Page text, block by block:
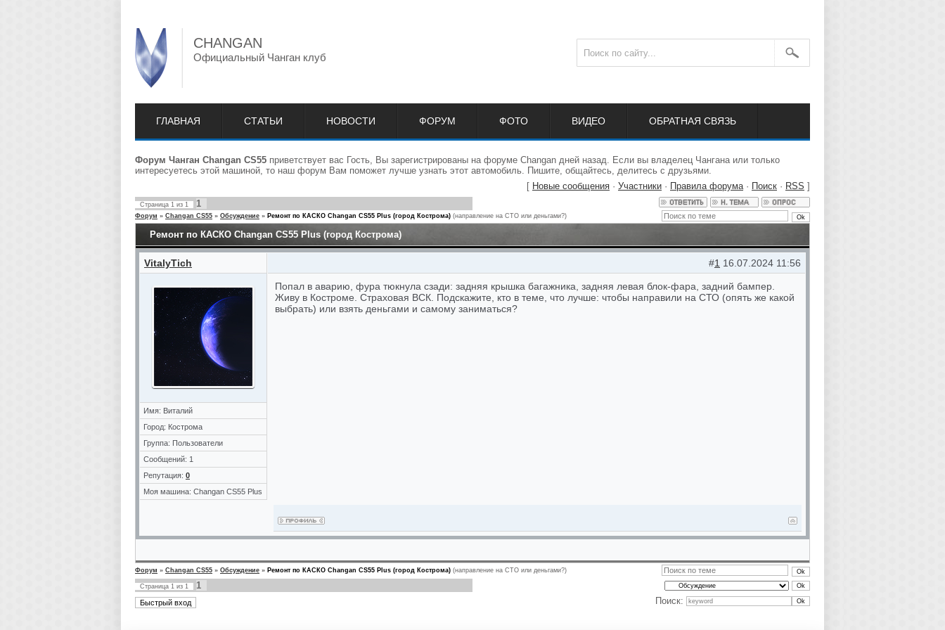
CHANGAN
Официальный Чанган клуб
ГЛАВНАЯ СТАТЬИ НОВОСТИ ФОРУМ ФОТО ВИДЕО ОБРАТНАЯ СВЯЗЬ
Форум Чанган Changan CS55 приветствует вас Гость, Вы зарегистрированы на форуме Changan дней назад. Если вы владелец Чангана или только
интересуетесь этой машиной, то наш форум Вам поможет лучше узнать этот автомобиль. Пишите, общайтесь, делитесь с друзьями.
[ Новые сообщения · Участники · Правила форума· Поиск · RSS ]
Страница 1 из 1 1
Форум » Changan CS55 » Обсуждение » Ремонт по КАСКО Changan CS55 Plus (город Кострома) (направление на СТО или деньгами?)
Ремонт по КАСКО Changan CS55 Plus (город Кострома)
VitalyTich
Имя: Виталий
Город: Кострома
Группа: Пользователи
Сообщений: 1
Репутация: 0
Моя машина: Changan CS55 Plus
#1 16.07.2024 11:56
Попал в аварию, фура тюкнула сзади: задняя крышка багажника, задняя левая блок-фара, задний бампер.
Живу в Костроме. Страховая ВСК. Подскажите, кто в теме, что лучше: чтобы направили на СТО (опять же какой
выбрать) или взять деньгами и самому заниматься?
Форум » Changan CS55 » Обсуждение » Ремонт по КАСКО Changan CS55 Plus (город Кострома) (направление на СТО или деньгами?)
Страница 1 из 1
1
Поиск: